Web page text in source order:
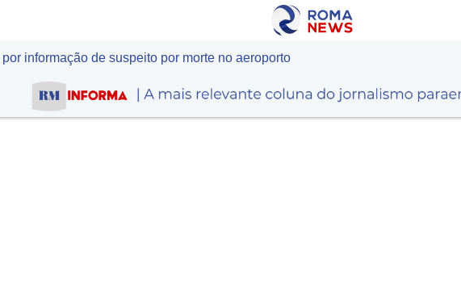
informação de suspeito por morte no aeroporto